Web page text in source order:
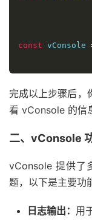
const vConsole
完成以上步骤后，
看 vConsole 的信
二、vConsole
vConsole 提供了
题，以下是主要功
日志输出： 用